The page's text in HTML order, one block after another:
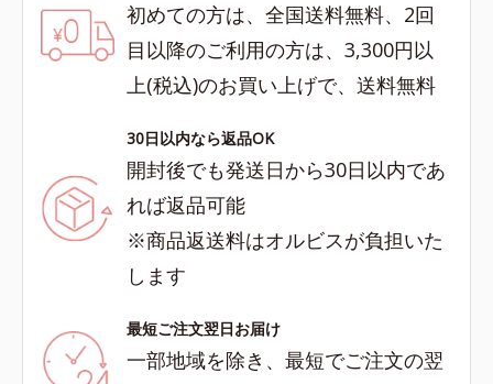
初めての方は、全国送料無料、2回
目以降のご利用の方は、3,300円以
上(税込)のお買い上げで、送料無料
30日以内なら返品OK
開封後でも発送日から30日以内であ
れば返品可能
※商品返送料はオルビスが負担いた
します
最短ご注文翌日お届け
一部地域を除き、最短でご注文の翌